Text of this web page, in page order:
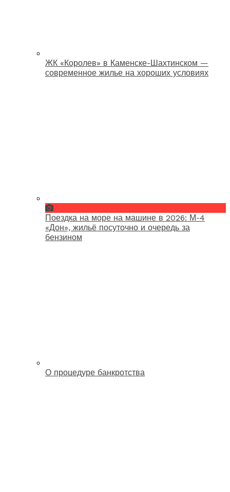
ЖК «Королев» в Каменске-Шахтинском —
современное жилье на хороших условиях
Поездка на море на машине в 2026: М-4
«Дон», жильё посуточно и очередь за
бензином
О процедуре банкротства